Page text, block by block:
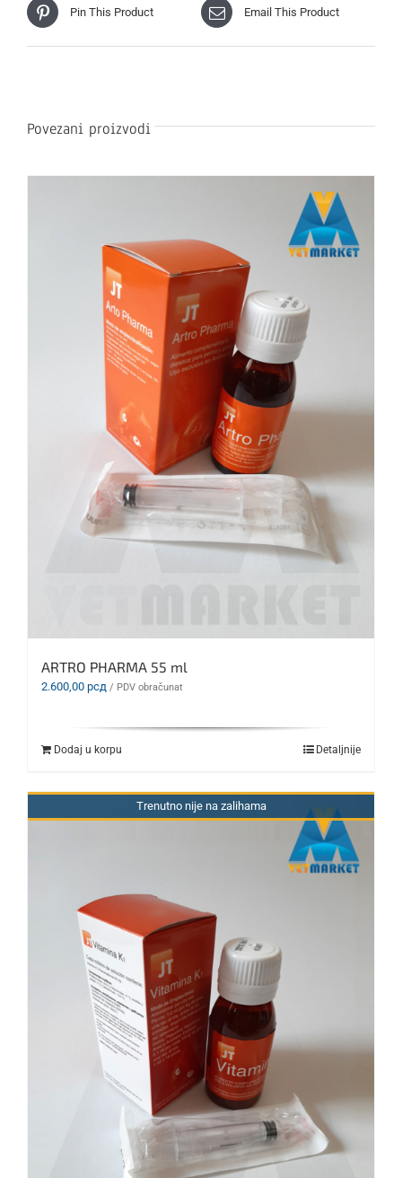
Pin This Product Email This Product
Povezani proizvodi
ARTRO PHARMA 55 ml
2.600,00 рсд / PDV obračunat
Dodaj u korpu Detaljnije
Trenutno nije na zalihama